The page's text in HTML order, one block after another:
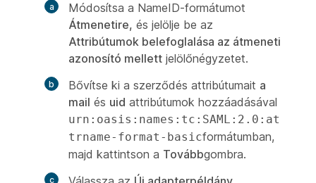
Módosítsa a NameID-formátumot
Átmenetire, és jelölje be az
Attribútumok belefoglalása az átmeneti
azonosító mellett jelölőnégyzetet.
Bővítse ki a szerződés attribútumait a
mail és uid attribútumok hozzáadásával
urn:oasis:names:tc:SAML:2.0:at
trname-format-basicformátumban,
majd kattintson a Továbbgombra.